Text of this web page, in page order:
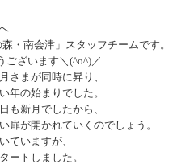
・南会津」スタッフチームです。
ざいます＼(^o^)／
まが同時に昇り、
の始まりでした。
新月でしたから、
が開かれていくのでしょう。
いますが、
トしました。